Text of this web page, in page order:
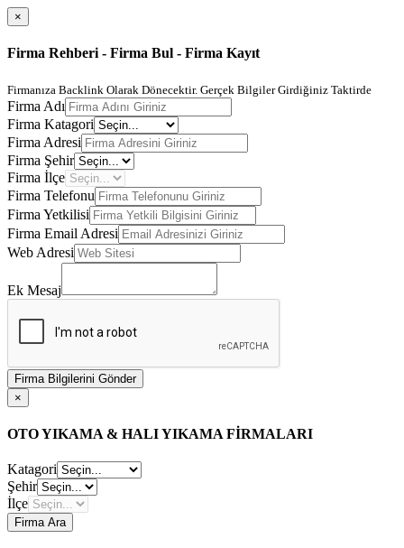
×
Firma Rehberi - Firma Bul - Firma Kayıt
Firmanıza Backlink Olarak Dönecektir. Gerçek Bilgiler Girdiğiniz Taktirde
Firma Adı
Firma Katagori
Firma Adresi
Firma Şehir
Firma İlçe
Firma Telefonu
Firma Yetkilisi
Firma Email Adresi
Web Adresi
Ek Mesaj
Firma Bilgilerini Gönder
×
OTO YIKAMA & HALI YIKAMA FİRMALARI
Katagori
Şehir
İlçe
Firma Ara